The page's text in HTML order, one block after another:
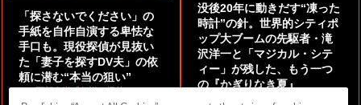
「探さないでください」の
手紙を自作自演する卑怯な
手口も。現役探偵が見抜い
た「妻子を探すDV夫」の依
頼に潜む“本当の狙い”
by 阿部泰尚『伝説の探偵』
没後20年に動きだす“凍った
時計”の針。世界的シティポ
ップ大ブームの先駆者・滝
沢洋一と「マジカル・シテ
ィー」が残した、もう一つ
の『かぎりなき夏』